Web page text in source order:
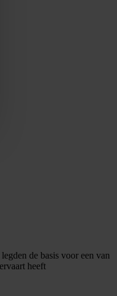
de basis voor een van
heeft